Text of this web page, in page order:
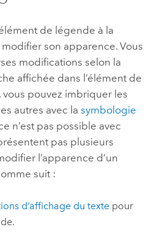
de légende à la
son apparence. Vous
modifications selon la
affichée dans l’élément de
vous pouvez imbriquer les
autres avec la symbologie
n’est pas possible avec
pas plusieurs
l’apparence d’un
suit :
d’affichage du texte pour